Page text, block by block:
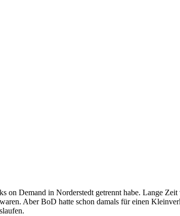
Demand in Norderstedt getrennt habe. Lange Zeit
Aber BoD hatte schon damals für einen